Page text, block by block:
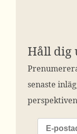
Håll dig
senaste